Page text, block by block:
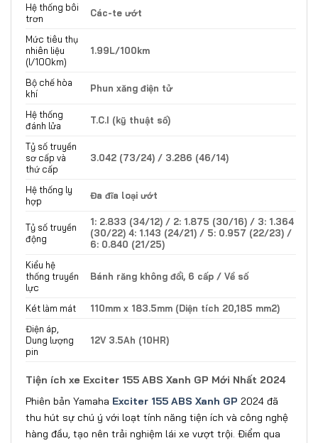
Hệ thống bôi
trơn
Các-te ướt
Mức tiêu thụ
nhiên liệu
(l/100km)
1.99L/100km
Bộ chế hòa
khí
Phun xăng điện tử
Hệ thống
đánh lửa
T.C.I (kỹ thuật số)
Tỷ số truyền
sơ cấp và
thứ cấp
3.042 (73/24) / 3.286 (46/14)
Hệ thống ly
hợp
Đa đĩa loại ướt
Tỷ số truyền
động
1: 2.833 (34/12) / 2: 1.875 (30/16) / 3: 1.364
(30/22) 4: 1.143 (24/21) / 5: 0.957 (22/23) /
6: 0.840 (21/25)
Kiểu hệ
thống truyền
lực
Bánh răng không đổi, 6 cấp / Về số
Két làm mát
110mm x 183.5mm (Diện tích 20,185 mm2)
Điện áp,
Dung lượng
pin
12V 3.5Ah (10HR)
Tiện ích xe Exciter 155 ABS Xanh GP Mới Nhất 2024
Phiên bản Yamaha Exciter 155 ABS Xanh GP 2024 đã
thu hút sự chú ý với loạt tính năng tiện ích và công nghệ
hàng đầu, tạo nên trải nghiệm lái xe vượt trội. Điểm qua